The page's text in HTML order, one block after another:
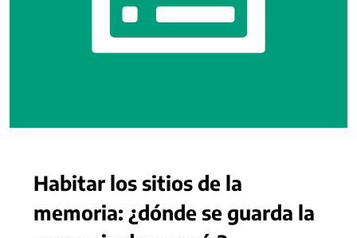
Habitar los sitios de la
memoria: ¿dónde se guarda la